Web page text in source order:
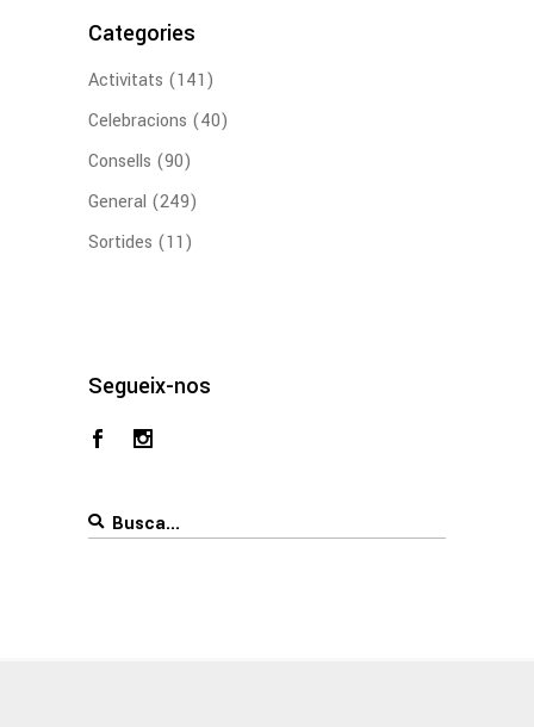
Categories
Activitats (141)
Celebracions (40)
Consells (90)
General (249)
Sortides (11)
Segueix-nos
Search